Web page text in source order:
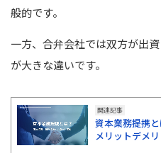
般的です。
一方、合弁会社では双方が出
が大きな違いです。
関連記事
資本業務提携
メリットデメ